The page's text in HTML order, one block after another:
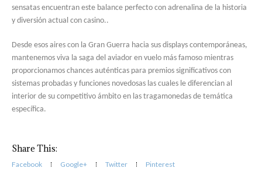
sensatas encuentran este balance perfecto con adrenalina de la historia
y diversión actual con casino..
Desde esos aires con la Gran Guerra hacia sus displays contemporáneas,
mantenemos viva la saga del aviador en vuelo más famoso mientras
proporcionamos chances auténticas para premios significativos con
sistemas probadas y funciones novedosas las cuales le diferencian al
interior de su competitivo ámbito en las tragamonedas de temática
específica.
Share This:
Facebook Google+ Twitter Pinterest